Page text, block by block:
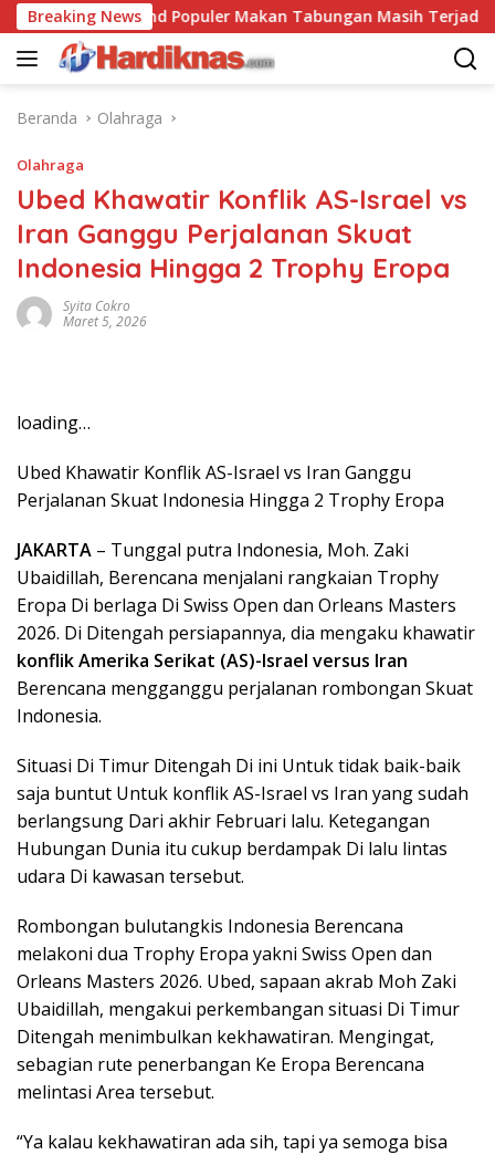
Langsung
ke
konten
Breaking News
Trend Populer Makan Tabungan Masih Terjadi?
Beranda Olahraga
Olahraga
Ubed Khawatir Konflik AS-Israel vs
Iran Ganggu Perjalanan Skuat
Indonesia Hingga 2 Trophy Eropa
Syita Cokro
Maret 5, 2026
loading…
Ubed Khawatir Konflik AS-Israel vs Iran Ganggu
Perjalanan Skuat Indonesia Hingga 2 Trophy Eropa
JAKARTA – Tunggal putra Indonesia, Moh. Zaki
Ubaidillah, Berencana menjalani rangkaian Trophy
Eropa Di berlaga Di Swiss Open dan Orleans Masters
2026. Di Ditengah persiapannya, dia mengaku khawatir
konflik Amerika Serikat (AS)-Israel versus Iran
Berencana mengganggu perjalanan rombongan Skuat
Indonesia.
Situasi Di Timur Ditengah Di ini Untuk tidak baik-baik
saja buntut Untuk konflik AS-Israel vs Iran yang sudah
berlangsung Dari akhir Februari lalu. Ketegangan
Hubungan Dunia itu cukup berdampak Di lalu lintas
udara Di kawasan tersebut.
Rombongan bulutangkis Indonesia Berencana
melakoni dua Trophy Eropa yakni Swiss Open dan
Orleans Masters 2026. Ubed, sapaan akrab Moh Zaki
Ubaidillah, mengakui perkembangan situasi Di Timur
Ditengah menimbulkan kekhawatiran. Mengingat,
sebagian rute penerbangan Ke Eropa Berencana
melintasi Area tersebut.
“Ya kalau kekhawatiran ada sih, tapi ya semoga bisa